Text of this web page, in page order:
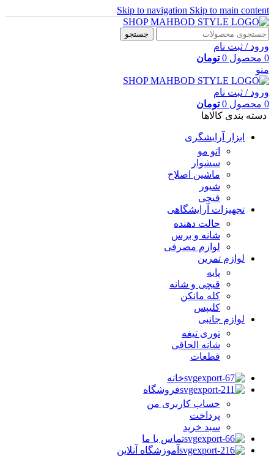
Skip to navigation Skip to main content
جستجو
ورود / ثبت نام
0 محصول 0 تومان
منو
ورود / ثبت نام
0 محصول 0 تومان
دسته بندی کالاها
ابزار آرایشگری
اتو مو
سشوار
ماشین اصلاح
شیور
قیچی
تجهیزات آرایشگاهی
حالت دهنده
شانه و برس
لوازم مصرفی
لوازم تمرین
پایه
قیچی و شانه
کله مانکن
کلیپس
لوازم جانبی
توری تیغه
شانه الحاقی
قطعات
خانه
فروشگاه
حساب کاربری من
پرداخت
سبد خرید
تماس با ما
آموزشگاه آنلاین